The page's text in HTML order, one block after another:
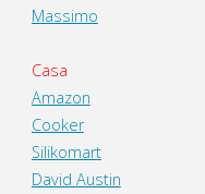
Massimo
Casa
Amazon
Cooker
Silikomart
David Austin